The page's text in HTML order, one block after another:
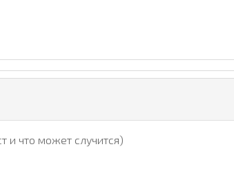
и что может случится)